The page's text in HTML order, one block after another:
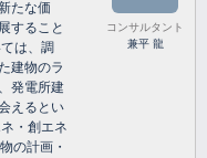
たな価
すること
は、調
建物のラ
発電所建
えるとい
・創エネ
の計画・
コンサルタント
兼平 龍